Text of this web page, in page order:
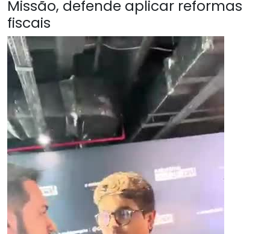
Missão, defende aplicar reformas
fiscais